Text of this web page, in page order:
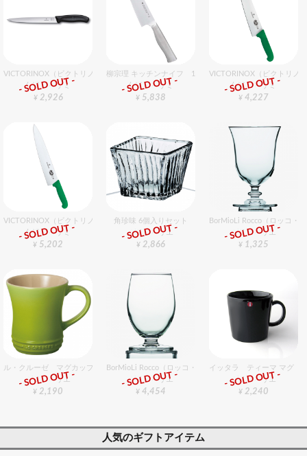
VICTORINOX（ビクトリノックス） フィレナイフ 20cm
包丁・ハサミ
¥ 2,926
- SOLD OUT -
柳宗理 キッチンナイフ 14cm
包丁・ハサミ
¥ 5,838
- SOLD OUT -
VICTORINOX（ビクトリノ
包丁・ハサミ
¥ 4,227
- SOLD OUT -
VICTORINOX（ビクトリノックス） シェフナイフ（牛刀）gN 31cm
包丁・ハサミ
¥ 5,202
- SOLD OUT -
角珍味 6個入りセット
グラスバリエ
¥ 2,866
- SOLD OUT -
BorMioLi Rocco（ロッコ・
グラスバリエ
¥ 1,325
- SOLD OUT -
ル・クルーゼ マグカップ S フルーツグリーン
グラスバリエ
¥ 2,190
- SOLD OUT -
BorMioLi Rocco（ロッコ・ボリミオり） チューリップ 260
グラスバリエ
¥ 4,454
- SOLD OUT -
イッタラ ティーマ マグ
グラスバリエ
¥ 2,240
- SOLD OUT -
人気のギフトアイテム